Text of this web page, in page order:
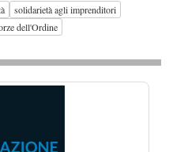
solidarietà agli imprenditori
dell'Ordine